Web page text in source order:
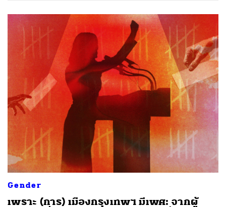
Gender
เพราะ (การ) เมืองกรุงเทพฯ มีเพศ: จากผู้
SHARE TWEET LINE EMAIL